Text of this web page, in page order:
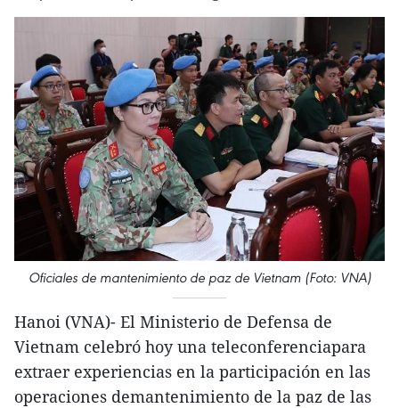
Oficiales de mantenimiento de paz de Vietnam (Foto: VNA)
Hanoi (VNA)- El Ministerio de Defensa de
Vietnam celebró hoy una teleconferenciapara
extraer experiencias en la participación en las
operaciones demantenimiento de la paz de las